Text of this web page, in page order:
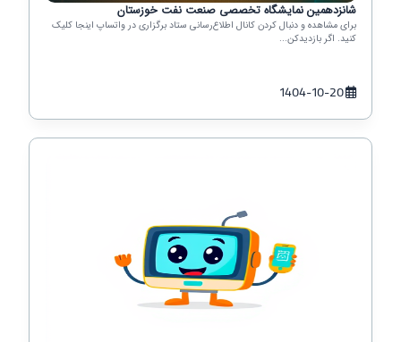
شانزدهمین نمایشگاه تخصصی صنعت نفت خوزستان
برای مشاهده و دنبال کردن کانال اطلاع‌رسانی ستاد برگزاری در واتساپ اینجا کلیک
کنید. اگر بازدیدکن...
1404-10-20